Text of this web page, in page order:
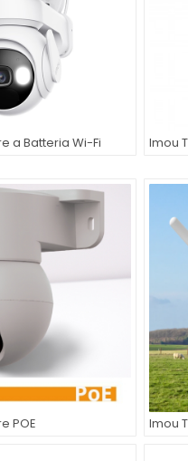
a Batteria Wi-Fi Imou
POE Imou